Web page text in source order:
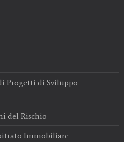
Progetti di Sviluppo
del Rischio
Immobiliare